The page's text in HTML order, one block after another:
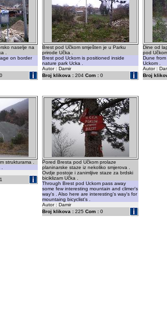
naselje na
.
on border
0
Brest pod Učkom smješten je u Parku
prirode Učka .
Brest pod Uckom is positioned inside
nature park Ucka .
Autor : Damir
Broj klikova : 204 Com : 0
Dine od
pod
Dune
Uckom .
Autor :
Broj
strukturama .
1
Pored Bresta pod Učkom prolaze
planinarske staze iz nekoliko smjerova .
Ovdje postoje i zanimljive staze za brdski
biciklizam Učka .
Through Brest pod Uckom pass away
some few interesting mountain and climer's
way's . Also here are interesting's way's for
mountaing bicyclist's .
Autor : Damir
Broj klikova : 225 Com : 0